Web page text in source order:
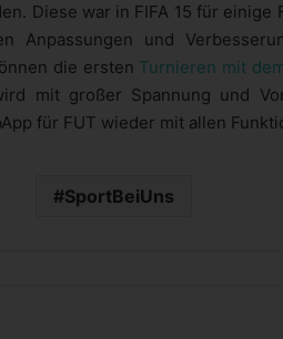
Diese war in FIFA 15 für
Anpassungen und
die ersten Turnieren mit
mit großer Spannung und
für FUT wieder mit allen
SportBeiUns